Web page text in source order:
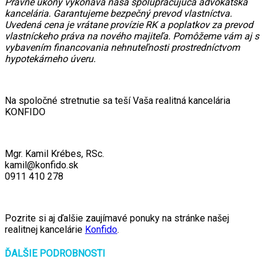
kancelária. Garantujeme bezpečný prevod vlastníctva.
Uvedená cena je vrátane provízie RK a poplatkov za prevod
vlastníckeho práva na nového majiteľa. Pomôžeme vám aj s
vybavením financovania nehnuteľnosti prostredníctvom
hypotekárneho úveru.
Na spoločné stretnutie sa teší Vaša realitná kancelária
KONFIDO
Mgr. Kamil Krébes, RSc.
kamil@konfido.sk
0911 410 278
Pozrite si aj ďalšie zaujímavé ponuky na stránke našej
realitnej kancelárie Konfido.
ĎALŠIE PODROBNOSTI